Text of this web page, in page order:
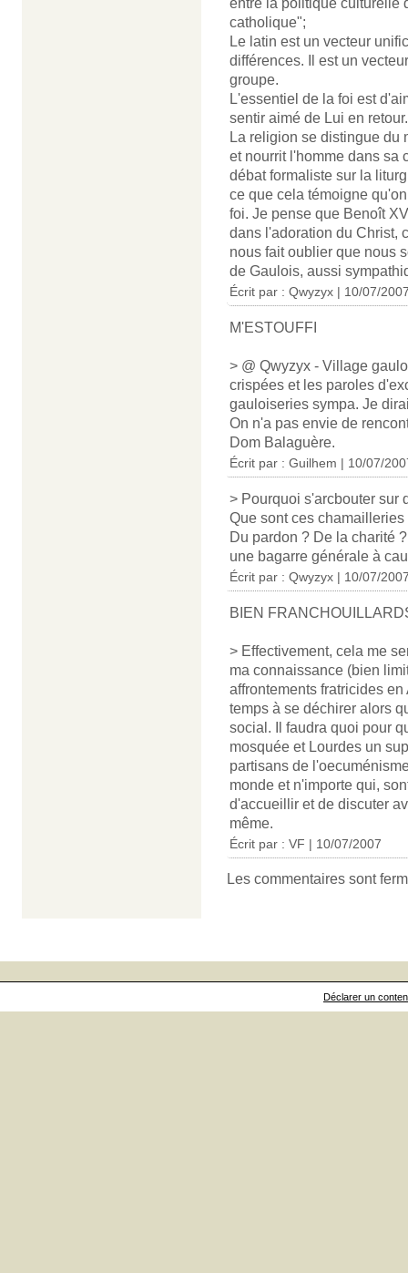
entre la politique culturelle
catholique";
Le latin est un vecteur
différences. Il est un
groupe.
L'essentiel de la foi est
sentir aimé de Lui en retour.
La religion se distingue du
et nourrit l'homme dans sa
débat formaliste sur la
ce que cela témoigne
foi. Je pense que Benoît
dans l'adoration du Christ,
nous fait oublier que nous
de Gaulois, aussi
Écrit par : Qwyzyx | 10/07/
M'ESTOUFFI
> @ Qwyzyx - Village
crispées et les paroles
gauloiseries sympa. Je
On n'a pas envie de
Dom Balaguère.
Écrit par : Guilhem | 10/07/
> Pourquoi s'arcbouter sur
Que sont ces
Du pardon ? De la charité
une bagarre générale à
Écrit par : Qwyzyx | 10/07/
BIEN
> Effectivement, cela me
ma connaissance (bien
affrontements fratricides
temps à se déchirer alors
social. Il faudra quoi pour
mosquée et Lourdes un
partisans de
monde et n'importe qui,
d'accueillir et de discuter
même.
Écrit par : VF | 10/07/2007
Les commentaires sont
Déclarer un